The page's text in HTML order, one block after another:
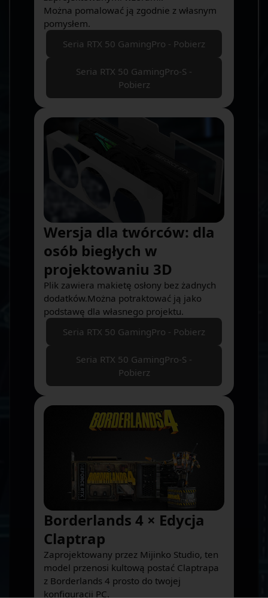
Można pomalować ją zgodnie z własnym
pomysłem.
Seria RTX 50 GamingPro - Pobierz
Seria RTX 50 GamingPro-S -
Pobierz
Wersja dla twórców: dla
osób biegłych w
projektowaniu 3D
Plik zawiera makietę osłony bez żadnych
dodatków.Można potraktować ją jako
podstawę dla własnego projektu.
Seria RTX 50 GamingPro - Pobierz
Seria RTX 50 GamingPro-S -
Pobierz
Borderlands 4 × Edycja
Claptrap
Zaprojektowany przez Mijinko Studio, ten
model przenosi kultową postać Claptrapa
z Borderlands 4 prosto do twojej
konfiguracji PC.